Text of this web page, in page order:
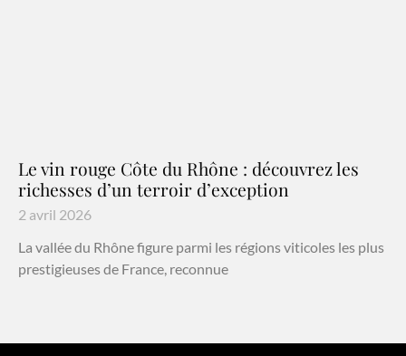
Le vin rouge Côte du Rhône : découvrez les
richesses d’un terroir d’exception
2 avril 2026
La vallée du Rhône figure parmi les régions viticoles les plus
prestigieuses de France, reconnue